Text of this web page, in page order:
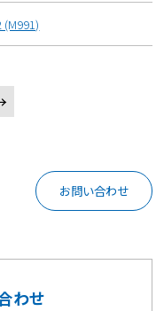
お問い合わせ
わせ